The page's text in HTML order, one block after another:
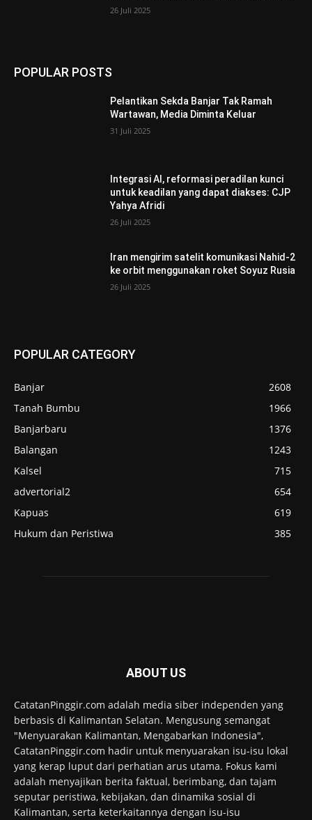
26 Juli 2025
POPULAR POSTS
Pelantikan Sekda Banjar Tak Ramah
Wartawan, Media Diminta Keluar
31 Juli 2025
Integrasi AI, reformasi peradilan kunci
untuk keadilan yang dapat diakses: CJP
Yahya Afridi
26 Juli 2025
Iran mengirim satelit komunikasi Nahid-2
ke orbit menggunakan roket Soyuz Rusia
26 Juli 2025
POPULAR CATEGORY
Banjar
2608
Tanah Bumbu
1966
Banjarbaru
1376
Balangan
1243
Kalsel
715
advertorial2
654
Kapuas
619
Hukum dan Peristiwa
385
ABOUT US
CatatanPinggir.com adalah media siber independen yang
berbasis di Kalimantan Selatan. Mengusung semangat
"Menyuarakan Kalimantan, Mengabarkan Indonesia",
CatatanPinggir.com hadir untuk menyuarakan isu-isu lokal
yang kerap luput dari perhatian arus utama. Fokus kami
adalah menyajikan berita faktual, berimbang, dan tajam
seputar peristiwa, kebijakan, dan dinamika sosial di
Kalimantan, serta keterkaitannya dengan isu-isu